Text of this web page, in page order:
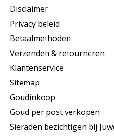
Disclaimer
Privacy beleid
Betaalmethoden
Verzenden & retourneren
Klantenservice
Sitemap
Goudinkoop
Goud per post verkopen
Sieraden bezichtigen bij